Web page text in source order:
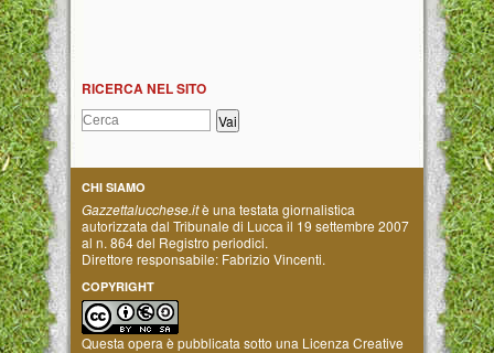
RICERCA NEL SITO
CHI SIAMO
Gazzettalucchese.itè una testata giornalistica
autorizzata dal Tribunale di Lucca il 19 settembre 2007
al n. 864 del Registro periodici.
Direttore responsabile: Fabrizio Vincenti.
COPYRIGHT
Questa opera è pubblicata sotto una Licenza Creative